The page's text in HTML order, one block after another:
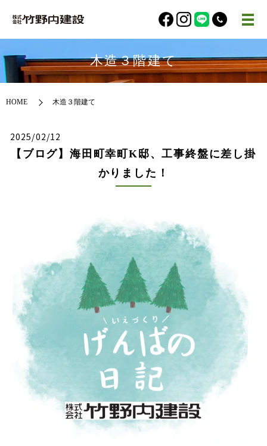
木造３階建て
HOME 木造３階建て
2025/02/12
【ブログ】海田町幸町K邸、工事終盤に差し掛
かりました！